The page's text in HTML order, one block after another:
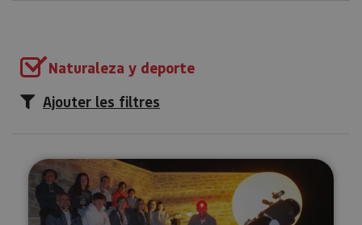
Naturaleza y deporte
Ajouter les filtres
Nuit d’étoiles (Astro-Tourisme)